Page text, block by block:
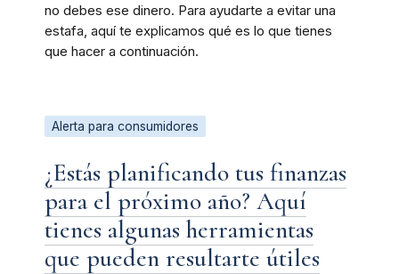
no debes ese dinero. Para ayudarte a evitar una
estafa, aquí te explicamos qué es lo que tienes
que hacer a continuación.
Alerta para consumidores
¿Estás planificando tus finanzas
para el próximo año? Aquí
tienes algunas herramientas
que pueden resultarte útiles